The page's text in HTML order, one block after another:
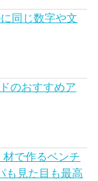
同じ数字や文
のおすすめア
で作るベンチ
も見た目も最高